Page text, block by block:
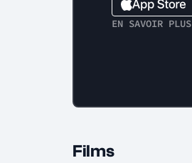
EN SAVOIR PLUS
Films